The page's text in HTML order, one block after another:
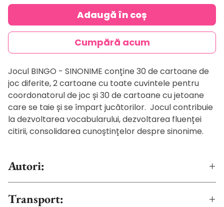
Adaugă în coș
Cumpără acum
Jocul BINGO - SINONIME conține 30 de cartoane de
joc diferite, 2 cartoane cu toate cuvintele pentru
coordonatorul de joc și 30 de cartoane cu jetoane
care se taie și se împart jucătorilor. Jocul contribuie
la dezvoltarea vocabularului, dezvoltarea fluenței
citirii, consolidarea cunoștințelor despre sinonime.
Autori:
Transport: